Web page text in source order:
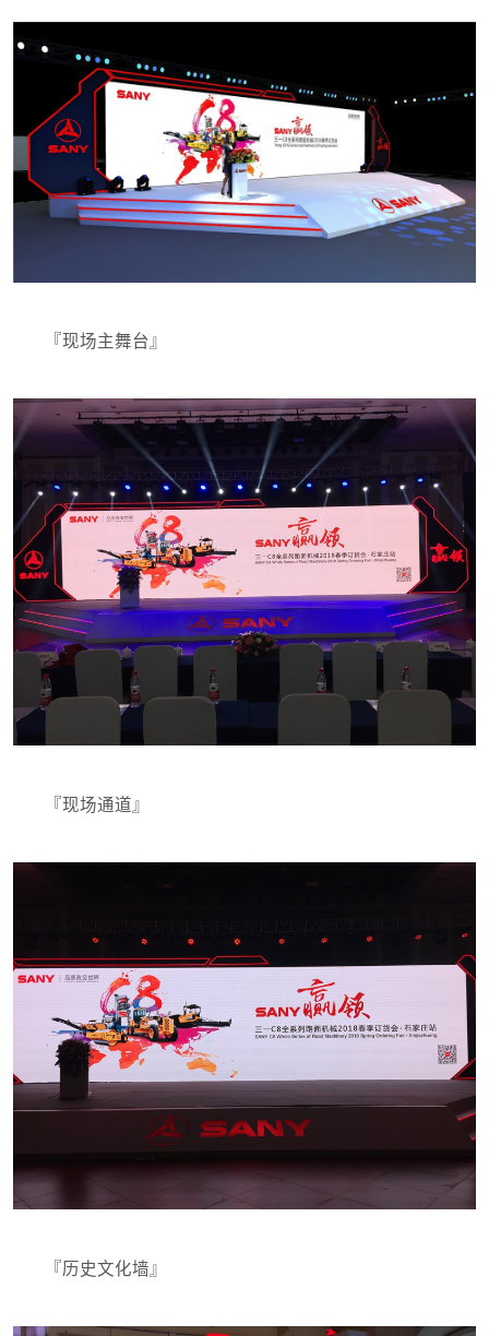
『现场主舞台』
『现场通道』
『历史文化墙』